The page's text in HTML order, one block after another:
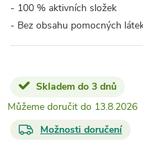
- 100 % aktivních složek
- Bez obsahu pomocných
Skladem do 3 dnů
13.8.2026
Možnosti doručení